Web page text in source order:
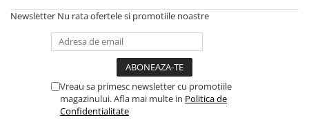
Newsletter Nu rata ofertele si promotiile noastre
Vreau sa primesc newsletter cu promotiile
magazinului. Afla mai multe in Politica de
Confidentialitate